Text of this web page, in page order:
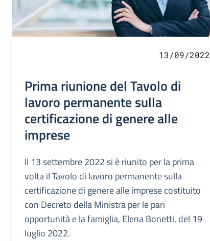
13/09/2022
Prima riunione del Tavolo di
lavoro permanente sulla
certificazione di genere alle
imprese
Il 13 settembre 2022 si è riunito per la prima
volta il Tavolo di lavoro permanente sulla
certificazione di genere alle imprese costituito
con Decreto della Ministra per le pari
opportunità e la famiglia, Elena Bonetti, del 19
luglio 2022.